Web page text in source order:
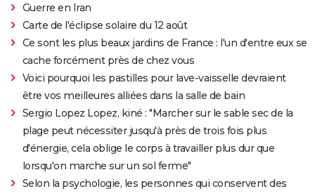
Guerre en Iran
Carte de l'éclipse solaire du 12 août
Ce sont les plus beaux jardins de France : l'un d'entre eux se
cache forcément près de chez vous
Voici pourquoi les pastilles pour lave-vaisselle devraient
être vos meilleures alliées dans la salle de bain
Sergio Lopez Lopez, kiné : "Marcher sur le sable sec de la
plage peut nécessiter jusqu'à près de trois fois plus
d'énergie, cela oblige le corps à travailler plus dur que
lorsqu'on marche sur un sol ferme"
Selon la psychologie, les personnes qui conservent des